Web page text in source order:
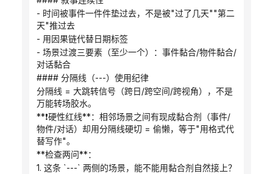
- 时间被事件一件件垫过去，不是被"过了几天""第二
天"推过去
- 用因果链代替日期标签
- 场景过渡三要素（至少一个）：事件黏合/物件黏合/
对话黏合
#### 分隔线（---）使用纪律
分隔线 = 大跳转信号（跨日/跨空间/跨视角），不是
万能转场胶水。
**❗硬性红线**：相邻场景之间有现成黏合剂（事件/
物件/对话）却用分隔线硬切 = 偷懒，等于"用格式代
替写作"。
**检查两问**：
1. 这条 `---` 两侧的场景，能不能用黏合剂自然接上？